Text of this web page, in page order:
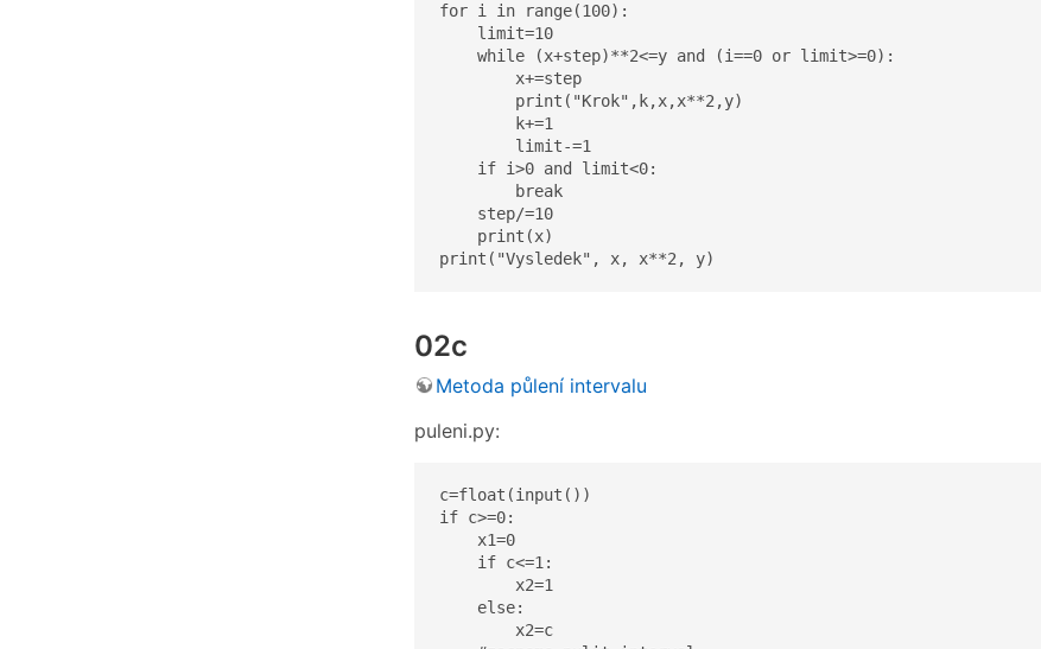
for i in range(100):
    limit=10
    while (x+step)**2<=y and (i==0 or limit>=0):
        x+=step
        print("Krok",k,x,x**2,y)
        k+=1
        limit-=1
    if i>0 and limit<0:
        break
    step/=10
    print(x)
print("Vysledek", x, x**2, y)
02c
Metoda půlení intervalu
puleni.py:
c=float(input())
if c>=0:
    x1=0
    if c<=1:
        x2=1
    else:
        x2=c